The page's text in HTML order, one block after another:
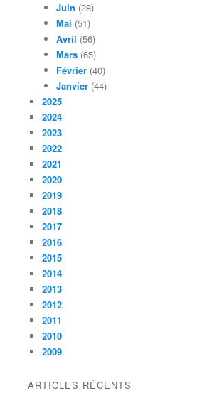
Juin (28)
Mai (51)
Avril (56)
Mars (65)
Février (40)
Janvier (44)
2025
2024
2023
2022
2021
2020
2019
2018
2017
2016
2015
2014
2013
2012
2011
2010
2009
ARTICLES RÉCENTS